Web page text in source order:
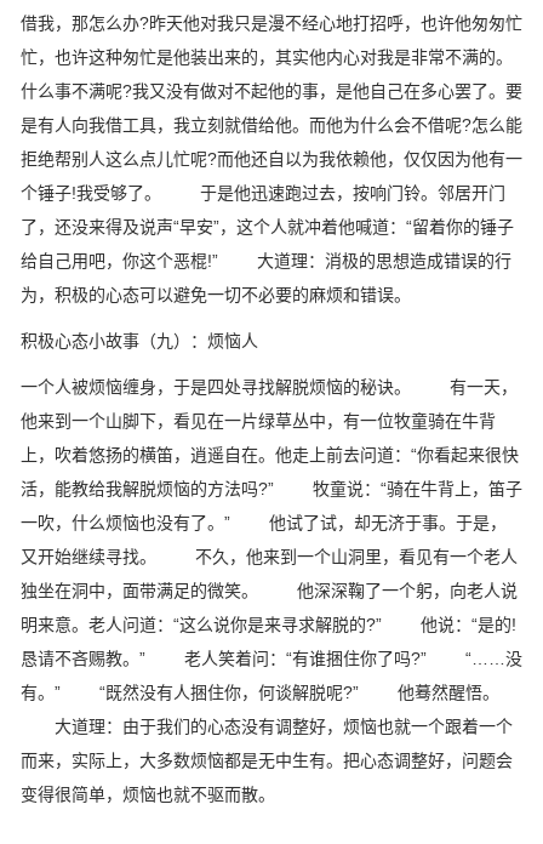
借我，那怎么办?昨天他对我只是漫不经心地打招呼，也许他匆匆忙
忙，也许这种匆忙是他装出来的，其实他内心对我是非常不满的。
什么事不满呢?我又没有做对不起他的事，是他自己在多心罢了。要
是有人向我借工具，我立刻就借给他。而他为什么会不借呢?怎么能
拒绝帮别人这么点儿忙呢?而他还自以为我依赖他，仅仅因为他有一
个锤子!我受够了。 于是他迅速跑过去，按响门铃。邻居开门
了，还没来得及说声“早安”，这个人就冲着他喊道：“留着你的锤子
给自己用吧，你这个恶棍!” 大道理：消极的思想造成错误的行
为，积极的心态可以避免一切不必要的麻烦和错误。
积极心态小故事（九）：烦恼人
一个人被烦恼缠身，于是四处寻找解脱烦恼的秘诀。 有一天，
他来到一个山脚下，看见在一片绿草丛中，有一位牧童骑在牛背
上，吹着悠扬的横笛，逍遥自在。他走上前去问道：“你看起来很快
活，能教给我解脱烦恼的方法吗?” 牧童说：“骑在牛背上，笛子
一吹，什么烦恼也没有了。” 他试了试，却无济于事。于是，
又开始继续寻找。 不久，他来到一个山洞里，看见有一个老人
独坐在洞中，面带满足的微笑。 他深深鞠了一个躬，向老人说
明来意。老人问道：“这么说你是来寻求解脱的?” 他说：“是的!
恳请不吝赐教。” 老人笑着问：“有谁捆住你了吗?” “……没
有。” “既然没有人捆住你，何谈解脱呢?” 他蓦然醒悟。
大道理：由于我们的心态没有调整好，烦恼也就一个跟着一个
而来，实际上，大多数烦恼都是无中生有。把心态调整好，问题会
变得很简单，烦恼也就不驱而散。